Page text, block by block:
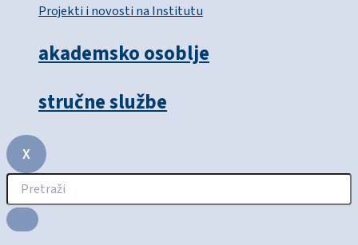
Projekti i novosti na Institutu
akademsko osoblje
stručne službe
X